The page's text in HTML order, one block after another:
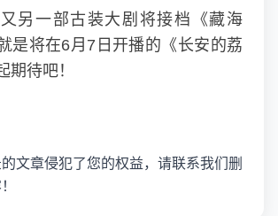
另一部古装大剧将接档《藏海
是将在6月7日开播的《长安的荔
期待吧！
文章侵犯了您的权益，请联系我们删